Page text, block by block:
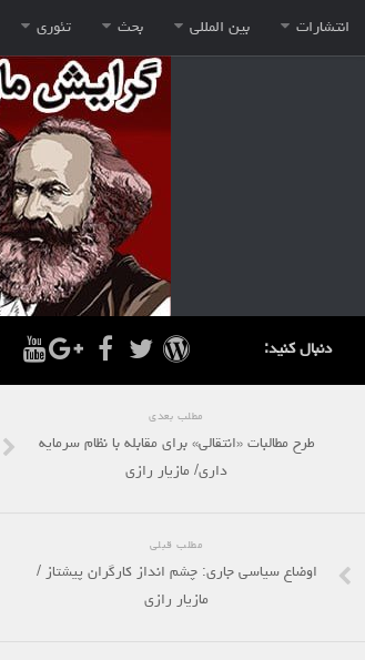
انتشارات بین المللی بحث تئوری
دنبال کنید:
مطلب بعدی
طرح مطالبات «انتقالی» برای مقابله با نظام سرمایه
داری/ مازیار رازی
مطلب قبلی
اوضاع سیاسی جاری: چشم انداز کارگران پیشتاز /
مازیار رازی